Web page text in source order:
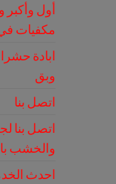
أول
مكفيات في
ابادة
وبق
اتصل بنا
اتصل بنا
والخشب
احدث